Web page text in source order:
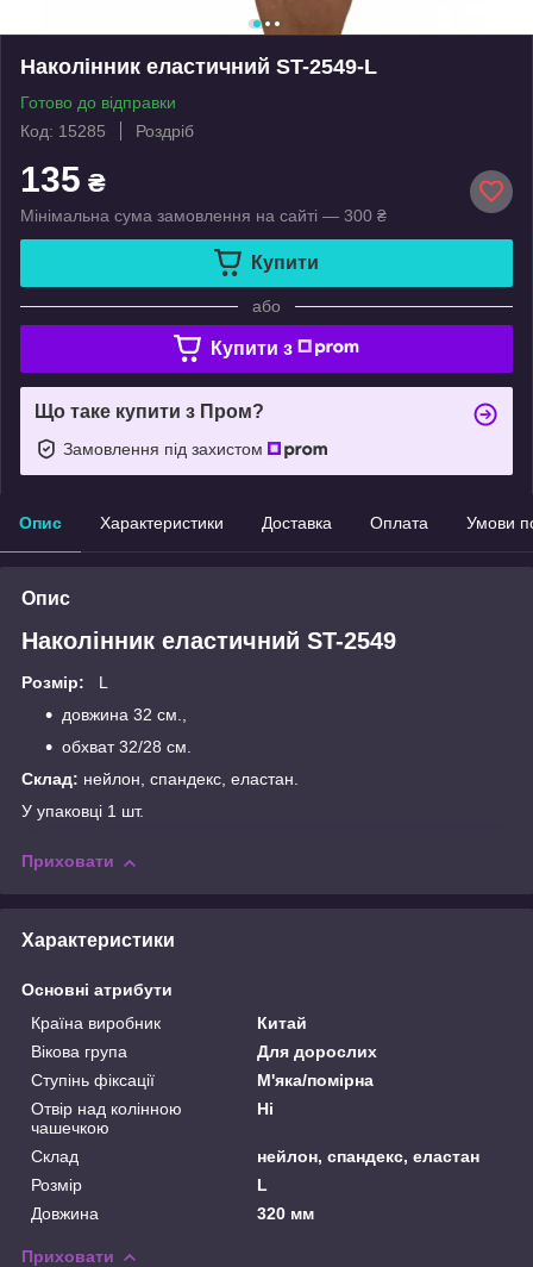
Наколінник еластичний ST-2549-L
Готово до відправки
Код: 15285
Роздріб
135 ₴
Мінімальна сума замовлення на сайті — 300 ₴
Купити
або
Купити з
Що таке купити з Пром?
Замовлення під захистом
Опис Характеристики Доставка Оплата Умови
Опис
Наколінник еластичний ST-2549
Розмір:
L
довжина 32 см.,
обхват 32/28 см.
Склад: нейлон, спандекс, еластан.
У упаковці 1 шт.
Приховати
Характеристики
Основні атрибути
Країна виробник
Китай
Вікова група
Для дорослих
Ступінь фіксації
М'яка/помірна
Отвір над колінною
чашечкою
Ні
Склад
нейлон, спандекс, еластан
Розмір
L
Довжина
320 мм
Приховати